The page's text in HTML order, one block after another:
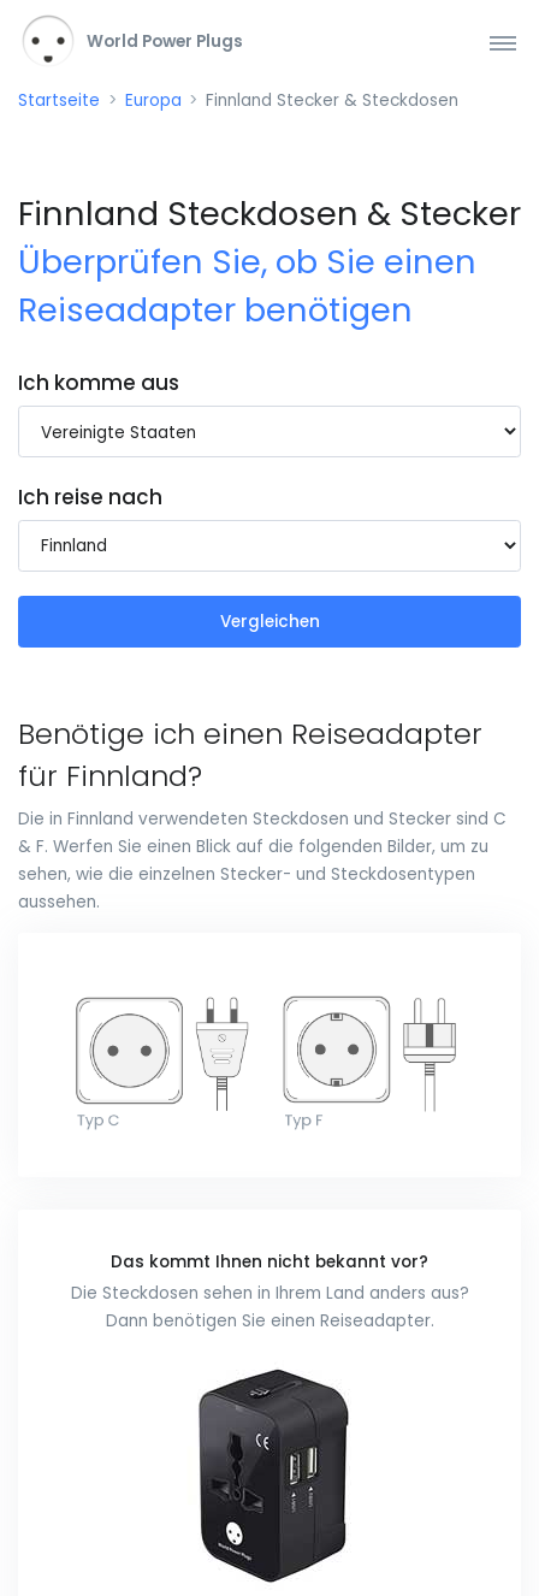
World Power Plugs
Startseite Europa Finnland Stecker & Steckdosen
Finnland Steckdosen & Stecker
Überprüfen Sie, ob Sie einen
Reiseadapter benötigen
Ich komme aus
Ich reise nach
Vergleichen
Benötige ich einen Reiseadapter
für Finnland?
Die in Finnland verwendeten Steckdosen und Stecker sind C
& F. Werfen Sie einen Blick auf die folgenden Bilder, um zu
sehen, wie die einzelnen Stecker- und Steckdosentypen
aussehen.
Das kommt Ihnen nicht bekannt vor?
Die Steckdosen sehen in Ihrem Land anders aus?
Dann benötigen Sie einen Reiseadapter.